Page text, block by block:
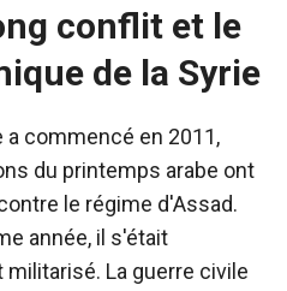
conflit et le
de la Syrie
a commencé en 2011,
du printemps arabe ont
le régime d'Assad.
année, il s'était
militarisé. La guerre civile